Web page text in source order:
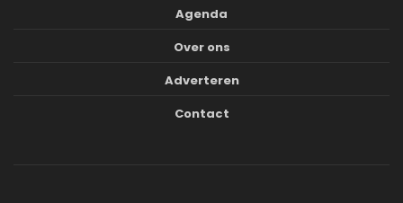
Agenda
Over ons
Adverteren
Contact